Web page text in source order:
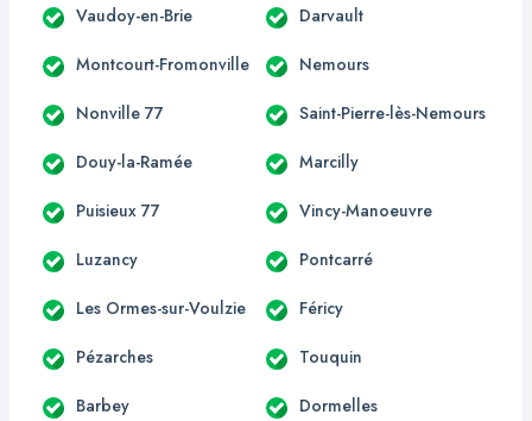
Vaudoy-en-Brie Darvault
Montcourt-Fromonville Nemours
Nonville 77 Saint-Pierre-lès-Nemours
Douy-la-Ramée Marcilly
Puisieux 77 Vincy-Manoeuvre
Luzancy Pontcarré
Les Ormes-sur-Voulzie Féricy
Pézarches Touquin
Barbey Dormelles